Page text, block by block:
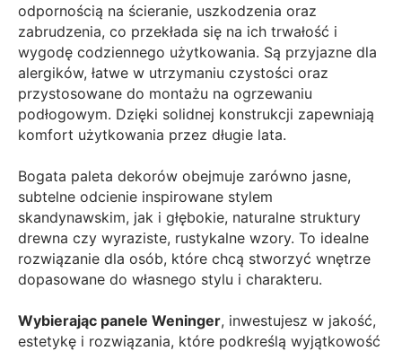
odpornością na ścieranie, uszkodzenia oraz
zabrudzenia, co przekłada się na ich trwałość i
wygodę codziennego użytkowania. Są przyjazne dla
alergików, łatwe w utrzymaniu czystości oraz
przystosowane do montażu na ogrzewaniu
podłogowym. Dzięki solidnej konstrukcji zapewniają
komfort użytkowania przez długie lata.
Bogata paleta dekorów obejmuje zarówno jasne,
subtelne odcienie inspirowane stylem
skandynawskim, jak i głębokie, naturalne struktury
drewna czy wyraziste, rustykalne wzory. To idealne
rozwiązanie dla osób, które chcą stworzyć wnętrze
dopasowane do własnego stylu i charakteru.
Wybierając panele Weninger, inwestujesz w jakość,
estetykę i rozwiązania, które podkreślą wyjątkowość